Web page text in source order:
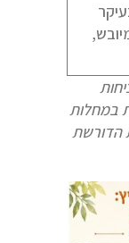
במחלות
הדורשת